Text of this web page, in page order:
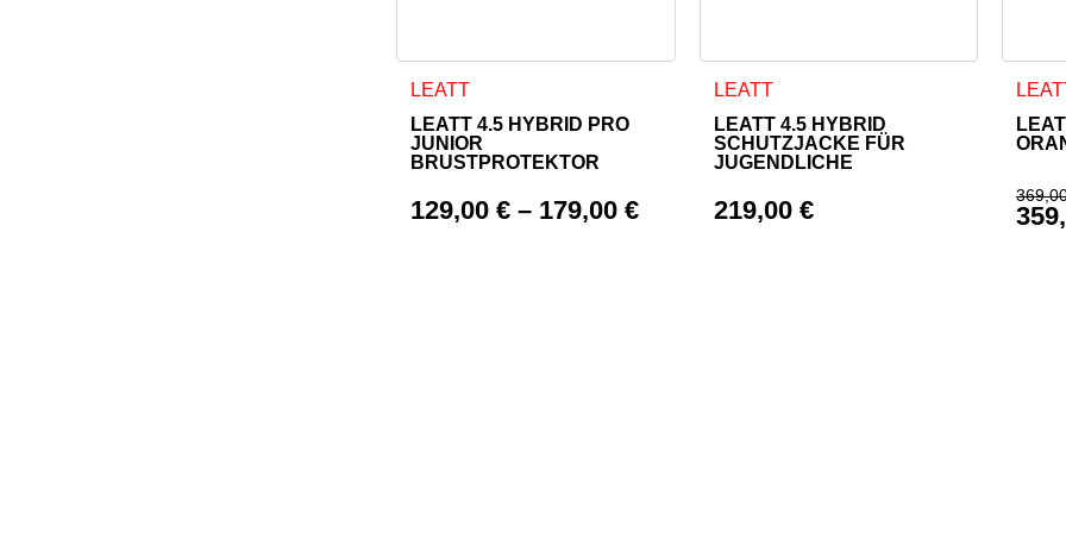
LEATT
LEATT 4.5 HYBRID PRO
JUNIOR
BRUSTPROTEKTOR
129,00€ – 179,00€
Dieses Produkt weist mehrere Varianten auf. Die Optionen können auf der
LEATT
LEATT 4.5 HYBRID
SCHUTZJACKE FÜR
JUGENDLICHE
219,00 €
Dieses Produkt weist mehrere Varianten